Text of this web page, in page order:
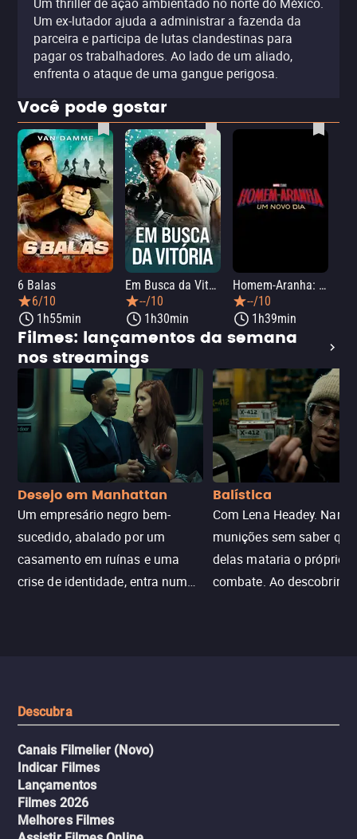
Um ex-lutador ajuda a administrar a fazenda da
parceira e participa de lutas clandestinas para
pagar os trabalhadores. Ao lado de um aliado,
enfrenta o ataque de uma gangue perigosa.
Você pode gostar
6 Balas
6/10
1h55min
Em Busca da Vitória
--/10
1h30min
Homem-Aranha: Um Novo Dia
--/10
1h39min
Filmes: lançamentos da semana
nos streamings
Desejo em Manhattan
Um empresário negro bem-
sucedido, abalado por um
casamento em ruínas e uma
crise de identidade, entra num
Balística
Com Lena Headey.
munições sem saber
delas mataria o próprio
combate. Ao descobrir a
Descubra
Canais Filmelier (Novo)
Indicar Filmes
Lançamentos
Filmes 2026
Melhores Filmes